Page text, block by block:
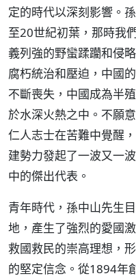
定的時代以深刻影響。
至20世紀初葉，那時我
義列強的野蠻蹂躪和侵
腐朽統治和壓迫，中國
不斷喪失，中國成為半
於水深火熱之中。不願
仁人志士在苦難中覺醒
建勢力發起了一波又一
中的傑出代表。
青年時代，孫中山先生
地，產生了強烈的愛國
救國救民的崇高理想，
的堅定信念。從1894年